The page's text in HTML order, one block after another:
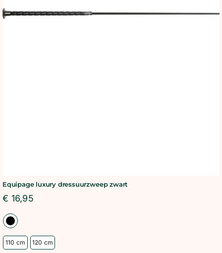
Equipage luxury dressuurzweep zwart
€ 16,95
110 cm 120 cm